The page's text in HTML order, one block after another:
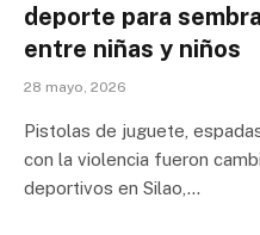
deporte para
entre niñas y niños
28 mayo, 2026
Pistolas de juguete,
con la violencia fueron
deportivos en Silao,…